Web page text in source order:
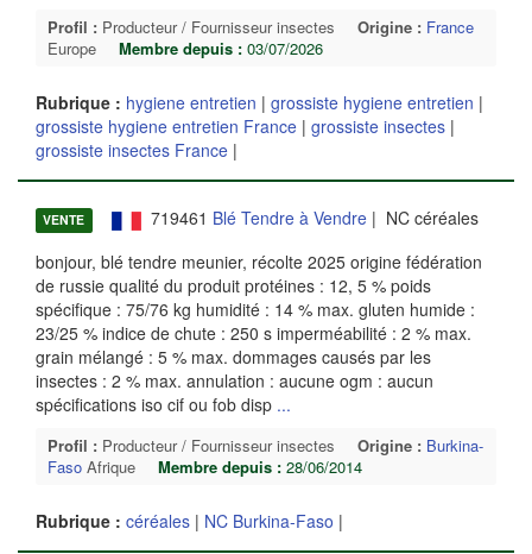
Profil : Producteur / Fournisseur insectes Origine : France
Europe
Membre depuis : 03/07/2026
Rubrique : hygiene entretien | grossiste hygiene entretien |
grossiste hygiene entretien France | grossiste insectes |
grossiste insectes France |
VENTE 719461 Blé Tendre à Vendre| NC céréales
bonjour, blé tendre meunier, récolte 2025 origine fédération
de russie qualité du produit protéines : 12, 5 % poids
spécifique : 75/76 kg humidité : 14 % max. gluten humide :
23/25 % indice de chute : 250 s imperméabilité : 2 % max.
grain mélangé : 5 % max. dommages causés par les
insectes : 2 % max. annulation : aucune ogm : aucun
spécifications iso cif ou fob disp ...
Profil : Producteur / Fournisseur insectes Origine : Burkina-
Faso Afrique Membre depuis : 28/06/2014
Rubrique : céréales | NC Burkina-Faso |